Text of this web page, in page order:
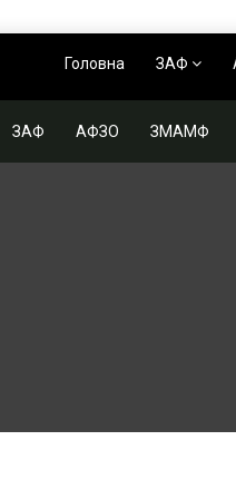
Головна ЗАФ
ЗАФ АФЗО ЗМАМФ